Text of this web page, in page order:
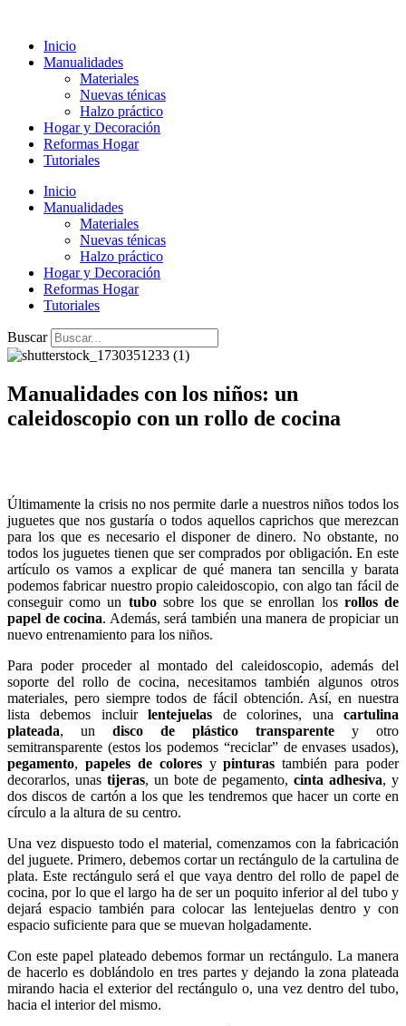
contenido
Inicio
Manualidades
Materiales
Nuevas ténicas
Halzo práctico
Hogar y Decoración
Reformas Hogar
Tutoriales
Inicio
Manualidades
Materiales
Nuevas ténicas
Halzo práctico
Hogar y Decoración
Reformas Hogar
Tutoriales
Buscar
Manualidades con los niños: un
caleidoscopio con un rollo de cocina
Últimamente la crisis no nos permite darle a nuestros niños todos los
juguetes que nos gustaría o todos aquellos caprichos que merezcan
para los que es necesario el disponer de dinero. No obstante, no
todos los juguetes tienen que ser comprados por obligación. En este
artículo os vamos a explicar de qué manera tan sencilla y barata
podemos fabricar nuestro propio caleidoscopio, con algo tan fácil de
conseguir como un tubosobre los que se enrollan los rollos de
papel de cocina. Además, será también una manera de propiciar un
nuevo entrenamiento para los niños.
Para poder proceder al montado del caleidoscopio, además del
soporte del rollo de cocina, necesitamos también algunos otros
materiales, pero siempre todos de fácil obtención. Así, en nuestra
lista debemos incluirlentejuelas de colorines, unacartulina
plateada, un disco de plástico transparente y otro
semitransparente (estos los podemos “reciclar” de envases usados),
pegamento, papeles de coloresypinturas también para poder
decorarlos, unas tijeras, un bote de pegamento,cinta adhesiva, y
dos discos de cartón a los que les tendremos que hacer un corte en
círculo a la altura de su centro.
Una vez dispuesto todo el material, comenzamos con la fabricación
del juguete. Primero, debemos cortar un rectángulo de la cartulina de
plata. Este rectángulo será el que vaya dentro del rollo de papel de
cocina, por lo que el largo ha de ser un poquito inferior al del tubo y
dejará espacio también para colocar las lentejuelas dentro y con
espacio suficiente para que se muevan holgadamente.
Con este papel plateado debemos formar un rectángulo. La manera
de hacerlo es doblándolo en tres partes y dejando la zona plateada
mirando hacia el exterior del rectángulo o, una vez dentro del tubo,
hacia el interior del mismo.